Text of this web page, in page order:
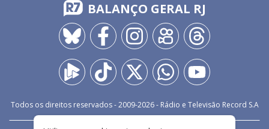
BALANÇO GERAL RJ
Todos os direitos reservados - 2009-2026- Rádio e Televisão Record S.A